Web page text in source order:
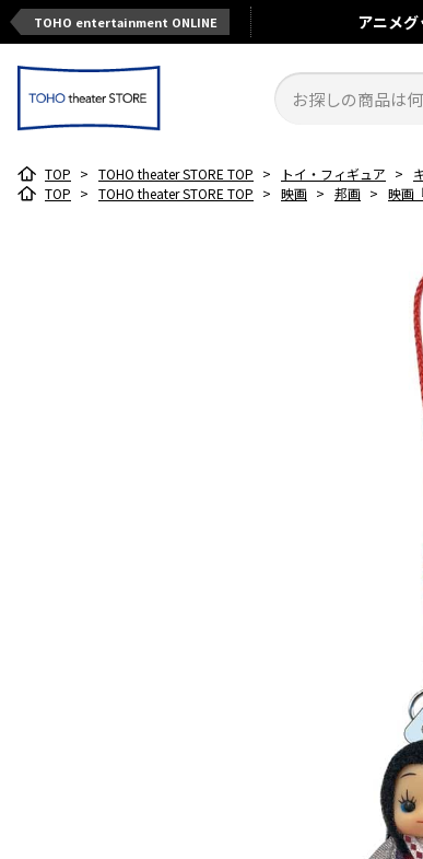
TOHO entertainment ONLINE アニメグ
TOP > TOHO theater STORE TOP > トイ・フィギュア >
TOP > TOHO theater STORE TOP > 映画 > 邦画 > 映画